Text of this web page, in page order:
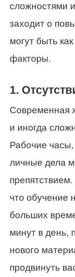
сложностями
заходит о
могут быть
факторы.
1.
Современная
и иногда
Рабочие
личные дела
что обучение
больших
минут в день,
нового
продвинуть